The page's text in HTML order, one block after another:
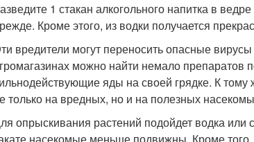
1 стакан алкогольного напитка в
Кроме этого, из водки получается
вредители могут переносить опасные
можно найти немало препаратов
яды на своей грядке. К тому
только на вредных, но и на полезных
опрыскивания растений подойдет водка